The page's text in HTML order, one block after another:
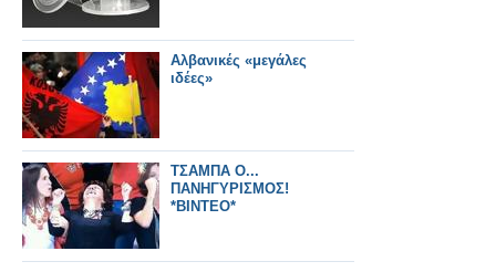
Αλβανικές «μεγάλες
ιδέες»
ΤΣΑΜΠΑ Ο...
ΠΑΝΗΓΥΡΙΣΜΟΣ!
*ΒΙΝΤΕΟ*